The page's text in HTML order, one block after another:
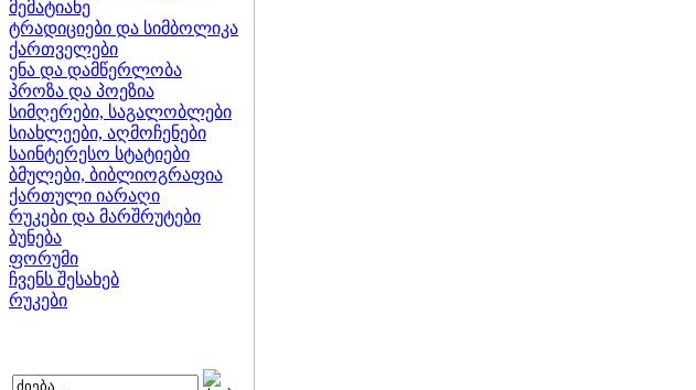
მემატიანე
ტრადიციები და სიმბოლიკა
ქართველები
ენა და დამწერლობა
პროზა და პოეზია
სიმღერები, საგალობლები
სიახლეები, აღმოჩენები
საინტერესო სტატიები
ბმულები, ბიბლიოგრაფია
ქართული იარაღი
რუკები და მარშრუტები
ბუნება
ფორუმი
ჩვენს შესახებ
რუკები